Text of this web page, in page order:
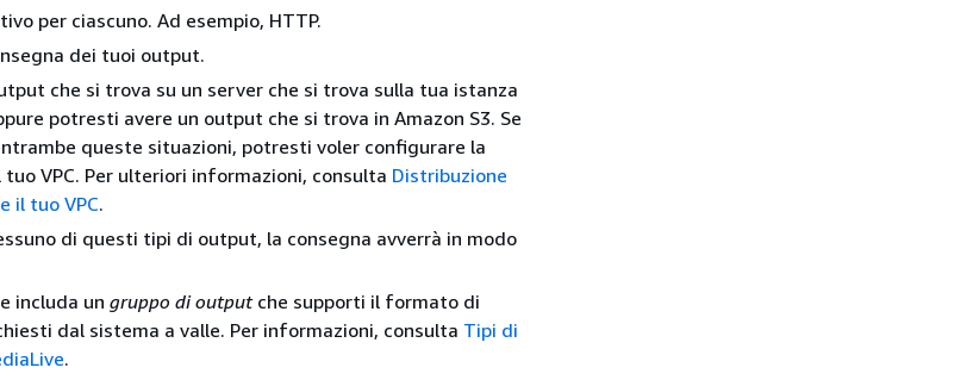
per ciascuno. Ad esempio, HTTP.
dei tuoi output.
che si trova su un server che si trova sulla tua istanza
potresti avere un output che si trova in Amazon S3. Se
queste situazioni, potresti voler configurare la
VPC. Per ulteriori informazioni, consulta Distribuzione
il tuo VPC.
di questi tipi di output, la consegna avverrà in modo
includa un gruppo di outputche supporti il formato di
dal sistema a valle. Per informazioni, consulta Tipi di
.